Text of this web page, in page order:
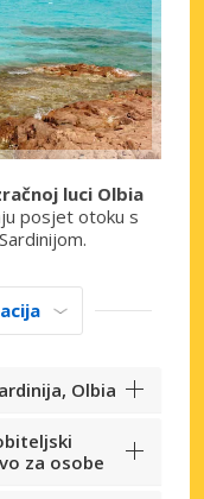
luci Olbia
posjet otoku s
Olbia
za osobe